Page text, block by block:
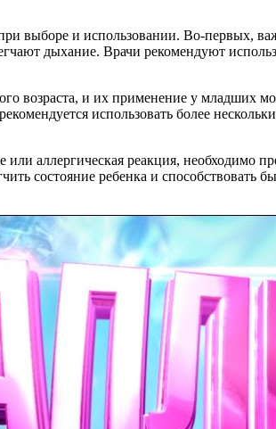
выборе и использовании. Во-первых,
дыхание. Врачи рекомендуют
возраста, и их применение у младших
использовать более
аллергическая реакция, необходимо
состояние ребенка и способствовать